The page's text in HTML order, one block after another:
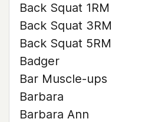
Back Squat 1RM
Back Squat 3RM
Back Squat 5RM
Badger
Bar Muscle-ups
Barbara
Barbara Ann